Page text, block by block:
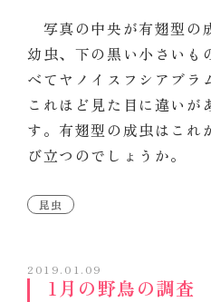
写真の中央が有翅型の
幼虫、下の黒い小さいも
べてヤノイスフシアブラ
これほど見た目に違いが
す。有翅型の成虫はこれ
び立つのでしょうか。
昆虫
2019.01.09
1月の野鳥の調査